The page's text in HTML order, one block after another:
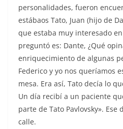
personalidades, fueron
estábaos Tato, Juan (hijo de
que estaba muy interesado
preguntó es: Dante, ¿Qué
enriquecimiento de algunas
Federico y yo nos queríamos
mesa. Era así, Tato decía lo
Un día recibí a un paciente
parte de Tato Pavlovsky». Ese
calle.